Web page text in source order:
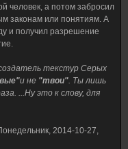
человек, а потом забросил
законам или понятиям. А
и получил разрешение
текстур Серых
и не "твои". Ты лишь
...Ну это к слову, для
2014-10-27,